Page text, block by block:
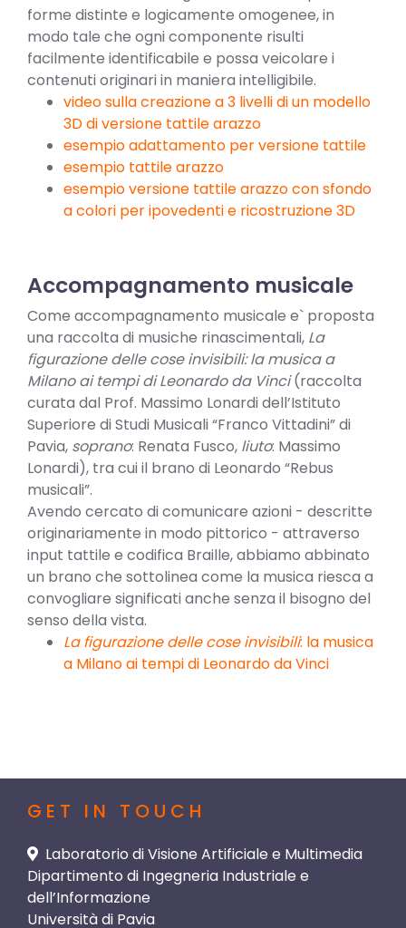
forme distinte e logicamente omogenee, in
modo tale che ogni componente risulti
facilmente identificabile e possa veicolare i
contenuti originari in maniera intelligibile.
video sulla creazione a 3 livelli di un modello
3D di versione tattile arazzo
esempio adattamento per versione tattile
esempio tattile arazzo
esempio versione tattile arazzo con sfondo
a colori per ipovedenti e ricostruzione 3D
Accompagnamento musicale
Come accompagnamento musicale e` proposta
una raccolta di musiche rinascimentali, La
figurazione delle cose invisibili: la musica a
Milano ai tempi di Leonardo da Vinci(raccolta
curata dal Prof. Massimo Lonardi dell’Istituto
Superiore di Studi Musicali “Franco Vittadini” di
Pavia, soprano: Renata Fusco, liuto: Massimo
Lonardi), tra cui il brano di Leonardo “Rebus
musicali”.
Avendo cercato di comunicare azioni - descritte
originariamente in modo pittorico - attraverso
input tattile e codifica Braille, abbiamo abbinato
un brano che sottolinea come la musica riesca a
convogliare significati anche senza il bisogno del
senso della vista.
La figurazione delle cose invisibili: la musica
a Milano ai tempi di Leonardo da Vinci
GET IN TOUCH
Laboratorio di Visione Artificiale e Multimedia
Dipartimento di Ingegneria Industriale e
dell’Informazione
Università di Pavia